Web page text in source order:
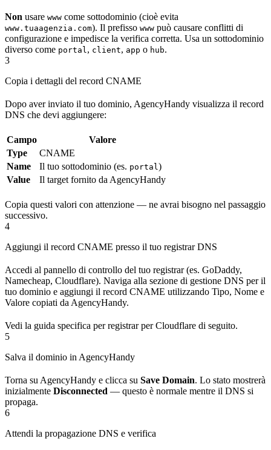
Non usare www come sottodominio (cioè evita
www.tuaagenzia.com). Il prefisso www può causare conflitti di
configurazione e impedisce la verifica corretta. Usa un sottodominio
diverso come portal , client, app o hub.
3
Copia i dettagli del record CNAME
Dopo aver inviato il tuo dominio, AgencyHandy visualizza il record
DNS che devi aggiungere:
Campo
Valore
Type
CNAME
Name
Il tuo sottodominio (es. portal )
Value
Il target fornito da AgencyHandy
Copia questi valori con attenzione — ne avrai bisogno nel passaggio
successivo.
4
Aggiungi il record CNAME presso il tuo registrar DNS
Accedi al pannello di controllo del tuo registrar (es. GoDaddy,
Namecheap, Cloudflare). Naviga alla sezione di gestione DNS per il
tuo dominio e aggiungi il record CNAME utilizzando Tipo, Nome e
Valore copiati da AgencyHandy.
Vedi la guida specifica per registrar per Cloudflare di seguito.
5
Salva il dominio in AgencyHandy
Torna su AgencyHandy e clicca su Save Domain. Lo stato mostrerà
inizialmente Disconnected — questo è normale mentre il DNS si
propaga.
6
Attendi la propagazione DNS e verifica